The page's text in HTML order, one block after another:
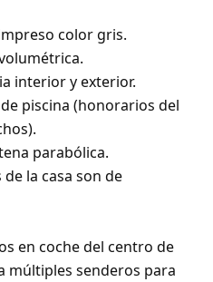
color gris.
interior y exterior.
piscina (honorarios del
parabólica.
la casa son de
en coche del centro de
múltiples senderos para